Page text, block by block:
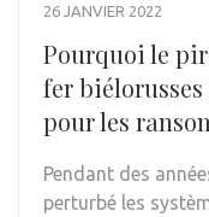
26 JANVIER 2022
Pourquoi le
fer
pour les
Pendant des
perturbé les